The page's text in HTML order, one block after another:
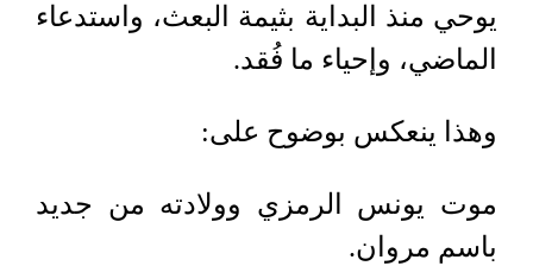
يوحي منذ البداية بثيمة البعث، واستدعاء
الماضي، وإحياء ما فُقد.
وهذا ينعكس بوضوح على:
موت يونس الرمزي وولادته من جديد
باسم مروان.